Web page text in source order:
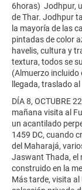
6horas) Jodhpur,
de Thar. Jodhpur
la mayoría de las
pintadas de color
havelis, cultura y
textura, todos se
(Almuerzo incluido
llegada, traslado
DÍA 8, OCTUBRE
mañana visita al
un acantilado
1459 DC, cuando
del Maharajá,
Jaswant Thada, el
construido en la
Más tarde, visita al